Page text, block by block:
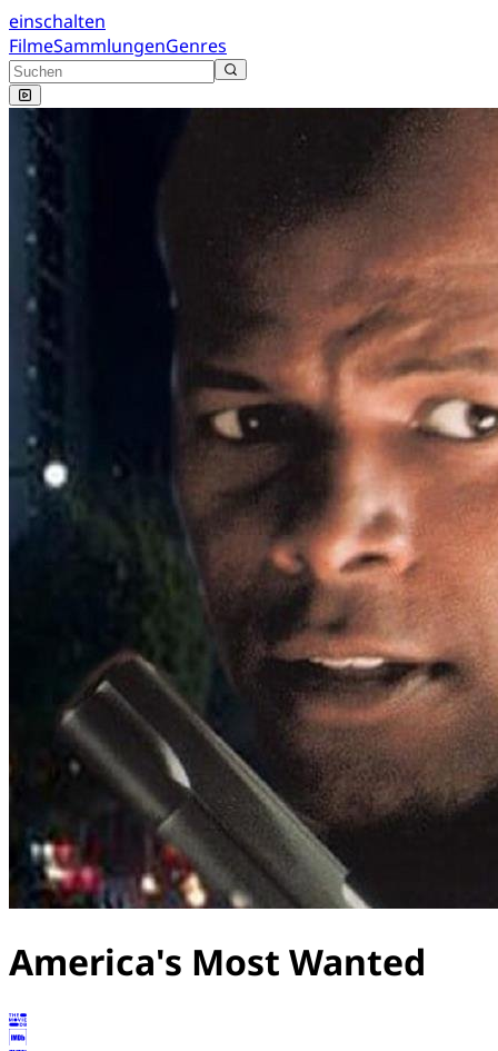
einschalten
FilmeSammlungenGenres
America's Most Wanted